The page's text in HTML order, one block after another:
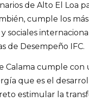
de Alto El Loa
cumple los
sociales
de Desempeño IFC.
Calama cumple con
que es el
estimular la